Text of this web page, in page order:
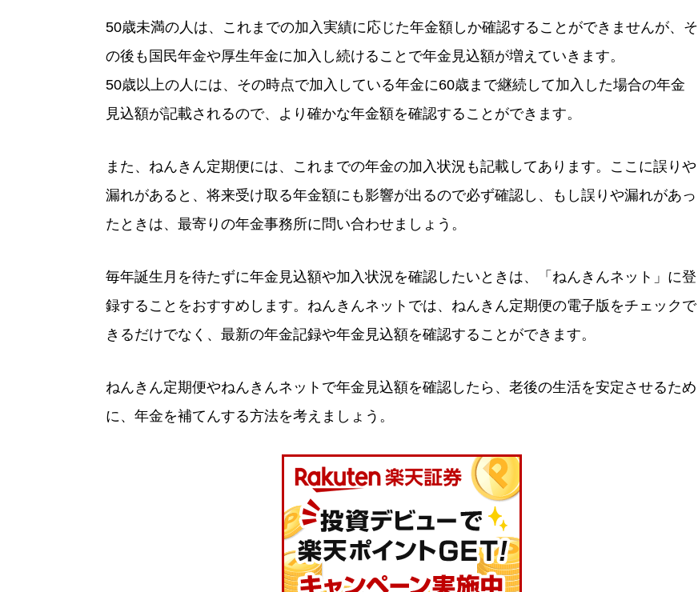
50歳未満の人は、これまでの加入実績に応じた年金額しか確認することができませんが、そ
の後も国民年金や厚生年金に加入し続けることで年金見込額が増えていきます。
50歳以上の人には、その時点で加入している年金に60歳まで継続して加入した場合の年金
見込額が記載されるので、より確かな年金額を確認することができます。
また、ねんきん定期便には、これまでの年金の加入状況も記載してあります。ここに誤りや
漏れがあると、将来受け取る年金額にも影響が出るので必ず確認し、もし誤りや漏れがあっ
たときは、最寄りの年金事務所に問い合わせましょう。
毎年誕生月を待たずに年金見込額や加入状況を確認したいときは、「ねんきんネット」に登
録することをおすすめします。ねんきんネットでは、ねんきん定期便の電子版をチェックで
きるだけでなく、最新の年金記録や年金見込額を確認することができます。
ねんきん定期便やねんきんネットで年金見込額を確認したら、老後の生活を安定させるため
に、年金を補てんする方法を考えましょう。